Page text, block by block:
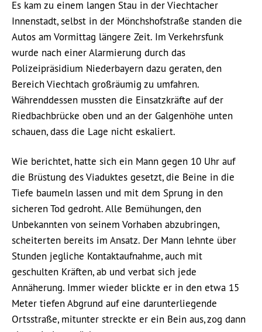
Es kam zu einem langen Stau in der Viechtacher
Innenstadt, selbst in der Mönchshofstraße standen die
Autos am Vormittag längere Zeit. Im Verkehrsfunk
wurde nach einer Alarmierung durch das
Polizeipräsidium Niederbayern dazu geraten, den
Bereich Viechtach großräumig zu umfahren.
Währenddessen mussten die Einsatzkräfte auf der
Riedbachbrücke oben und an der Galgenhöhe unten
schauen, dass die Lage nicht eskaliert.
Wie berichtet, hatte sich ein Mann gegen 10 Uhr auf
die Brüstung des Viaduktes gesetzt, die Beine in die
Tiefe baumeln lassen und mit dem Sprung in den
sicheren Tod gedroht. Alle Bemühungen, den
Unbekannten von seinem Vorhaben abzubringen,
scheiterten bereits im Ansatz. Der Mann lehnte über
Stunden jegliche Kontaktaufnahme, auch mit
geschulten Kräften, ab und verbat sich jede
Annäherung. Immer wieder blickte er in den etwa 15
Meter tiefen Abgrund auf eine darunterliegende
Ortsstraße, mitunter streckte er ein Bein aus, zog dann